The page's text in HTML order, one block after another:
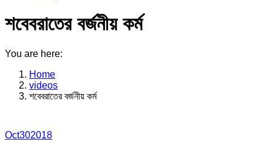
শবেবরাতের বর্জনীয় কর্ম
You are here:
Home
videos
শবেবরাতের বর্জনীয় কর্ম
Oct302018